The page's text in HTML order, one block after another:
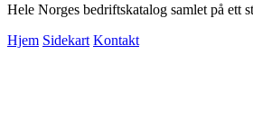
Hele Norges bedriftskatalog samlet på ett
Hjem Sidekart Kontakt